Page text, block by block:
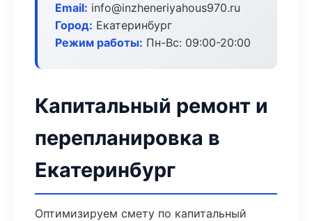
Email: info@inzheneriyahous970.ru
Город: Екатеринбург
Режим работы: Пн-Вс: 09:00-20:00
Капитальный ремонт и
перепланировка в
Екатеринбург
Оптимизируем смету по капитальный